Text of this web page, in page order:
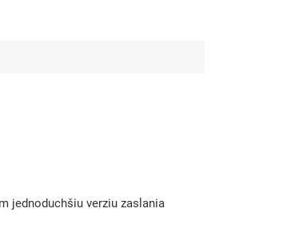
jednoduchšiu verziu zaslania